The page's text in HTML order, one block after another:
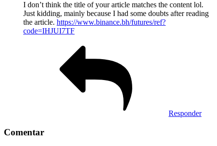
I don’t think the title of your article matches the content lol.
Just kidding, mainly because I had some doubts after reading
the article. https://www.binance.bh/futures/ref?
code=IHJUI7TF
Responder
Comentar